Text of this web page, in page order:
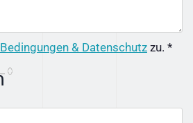
Bedingungen & Datenschutz zu. *